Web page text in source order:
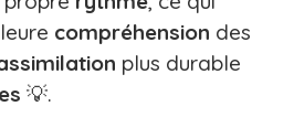
compréhension des
plus durable
💡.